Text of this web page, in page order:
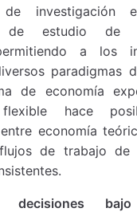
de investigación
de estudio de
a los
paradigmas
de economía
flexible hace
economía
de trabajo de
decisiones